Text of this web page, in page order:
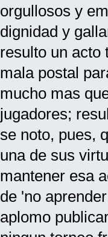
orgullosos y
dignidad y
resulto un acto
mala postal
mucho mas
jugadores;
se noto, pues,
una de sus
mantener esa
de 'no
aplomo